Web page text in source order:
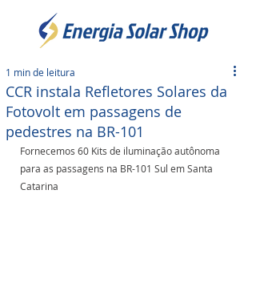
CCR instala Refletores Solares da
Fotovolt em passagens de
pedestres na BR-101
1 min de leitura
Fornecemos 60 Kits de iluminação autônoma
para as passagens na BR-101 Sul em Santa
Catarina